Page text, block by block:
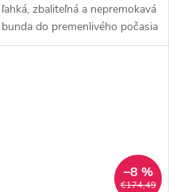
ľahká, zbaliteľná a nepremokavá
bunda do premenlivého počasia
Palm Tora (dámske) je ideálna
€174,49
–8 %